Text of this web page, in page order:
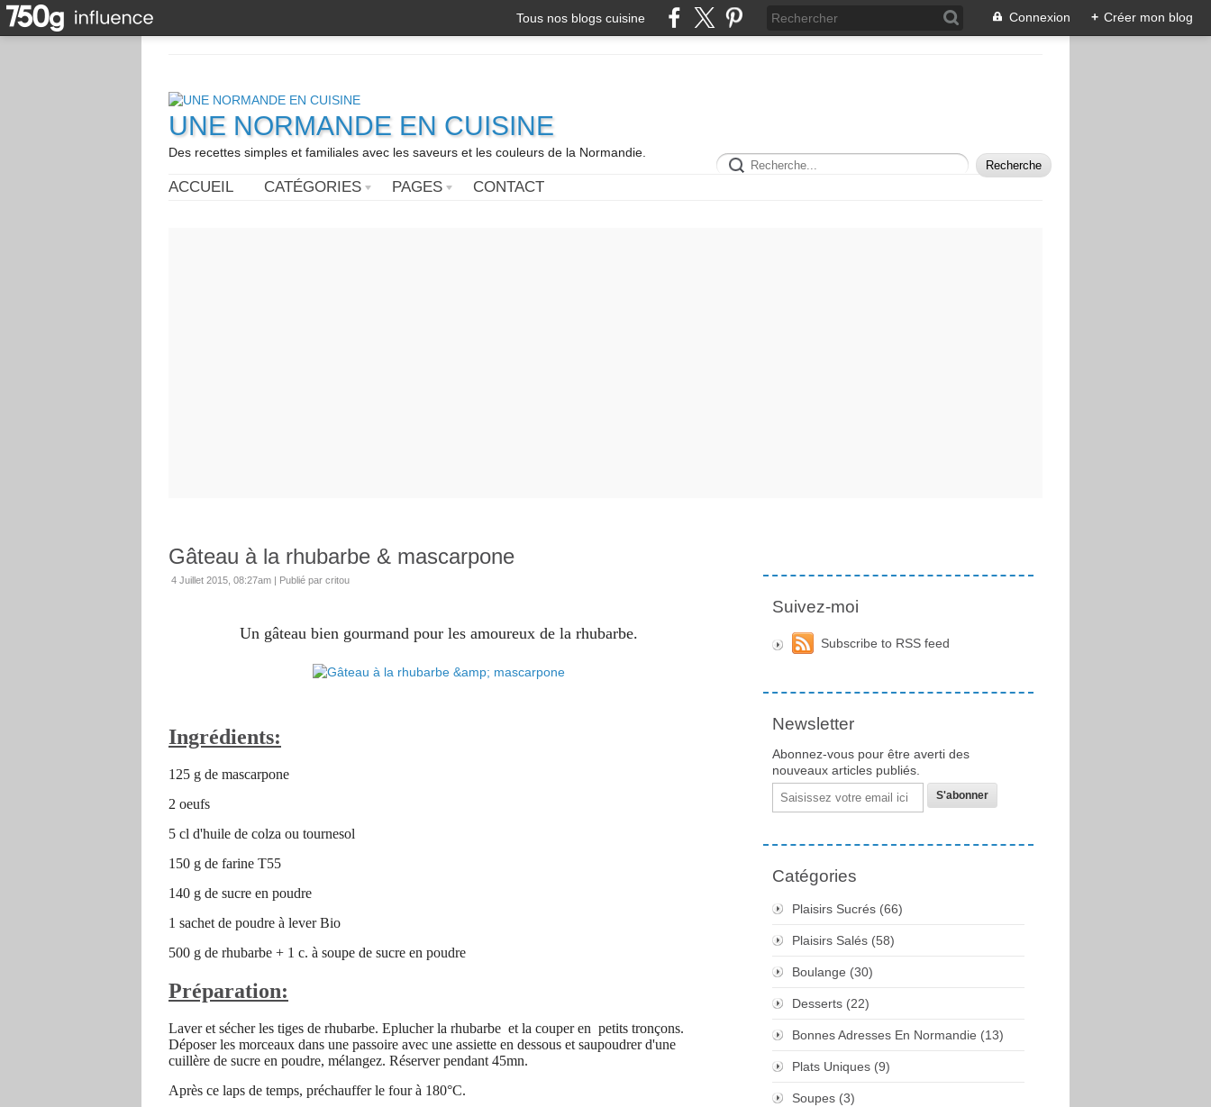
Tous nos blogs cuisine Connexion + Créer mon blog
UNE NORMANDE EN CUISINE
Des recettes simples et familiales avec les saveurs et les couleurs de la Normandie.
ACCUEIL CATÉGORIES PAGES CONTACT
Gâteau à la rhubarbe & mascarpone
4 Juillet 2015, 08:27am Publié par critou
Un gâteau bien gourmand pour les amoureux de la rhubarbe.
Ingrédients:
125 g de mascarpone
2 oeufs
5 cl d'huile de colza ou tournesol
150 g de farine T55
140 g de sucre en poudre
1 sachet de poudre à lever Bio
500 g de rhubarbe + 1 c. à soupe de sucre en poudre
Préparation:
Laver et sécher les tiges de rhubarbe. Eplucher la rhubarbe et la couper en petits tronçons.
Déposer les morceaux dans une passoire avec une assiette en dessous et saupoudrer d'une
cuillère de sucre en poudre, mélangez. Réserver pendant 45mn.
Après ce laps de temps, préchauffer le four à 180°C.
Suivez-moi
Subscribe to RSS feed
Newsletter
Abonnez-vous pour être averti des
nouveaux articles publiés.
Email
Catégories
Plaisirs Sucrés (66)
Plaisirs Salés (58)
Boulange (30)
Desserts (22)
Bonnes Adresses En Normandie (13)
Plats Uniques (9)
Soupes (3)